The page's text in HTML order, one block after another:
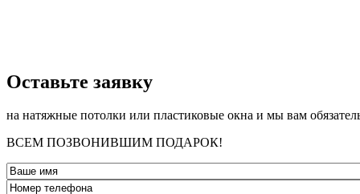
­Оставьте заявку
на натяжные потолки или пластиковые окна и мы вам
ВСЕМ ПОЗВОНИВШИМ ПОДАРОК!